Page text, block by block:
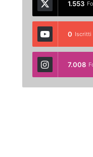
1.553
0 Iscritti
7.008